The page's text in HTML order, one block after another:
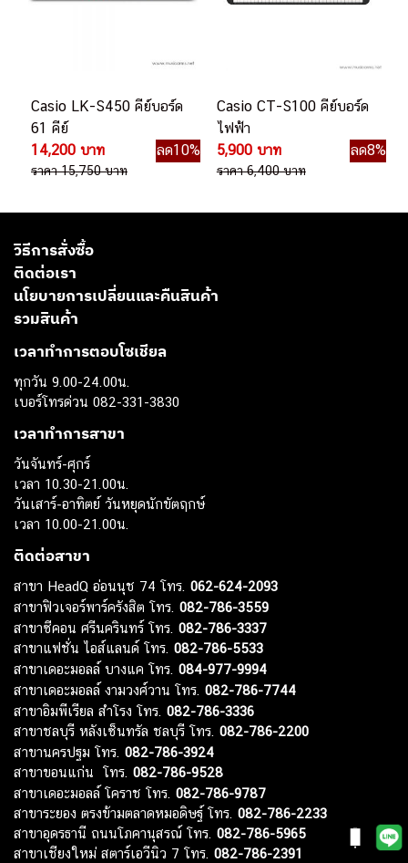
Casio LK-S450 คีย์บอร์ด
61 คีย์
14,200 บาท
ลด10%
ราคา 15,750 บาท
Casio CT-S100 คีย์บอร์ด
ไฟฟ้า
5,900 บาท
ลด8%
ราคา 6,400 บาท
วิธีการสั่งซื้อ
ติดต่อเรา
นโยบายการเปลี่ยนและคืนสินค้า
รวมสินค้า
เวลาทำการตอบโซเชียล
ทุกวัน 9.00-24.00น.
เบอร์โทรด่วน 082-331-3830
เวลาทำการสาขา
วันจันทร์-ศุกร์
เวลา 10.30-21.00น.
วันเสาร์-อาทิตย์ วันหยุดนักขัตฤกษ์
เวลา 10.00-21.00น.
ติดต่อสาขา
สาขา HeadQ อ่อนนุช 74 โทร. 062-624-2093
สาขาฟิวเจอร์พาร์ครังสิต โทร. 082-786-3559
สาขาซีคอน ศรีนครินทร์ โทร. 082-786-3337
สาขาแฟชั่น ไอส์แลนด์ โทร. 082-786-5533
สาขาเดอะมอลล์ บางแค โทร. 084-977-9994
สาขาเดอะมอลล์ งามวงศ์วาน โทร. 082-786-7744
สาขาอิมพีเรียล สำโรง โทร. 082-786-3336
สาขาชลบุรี หลังเซ็นทรัล ชลบุรี โทร. 082-786-2200
สาขานครปฐม โทร. 082-786-3924
สาขาขอนแก่น โทร. 082-786-9528
สาขาเดอะมอลล์ โคราช โทร. 082-786-9787
สาขาระยอง ตรงข้ามตลาดหมอดิษฐ์ โทร. 082-786-2233
สาขาอุดรธานี ถนนโภคานุสรณ์ โทร. 082-786-5965
สาขาเชียงใหม่ สตาร์เอวีนิว 7 โทร. 082-786-2391